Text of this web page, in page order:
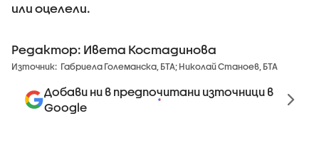
или оцелели.
Редактор: Ивета Костадинова
Източник: Габриела Големанска, БТА; Николай Станоев, БТА
Добави ни в предпочитани източници в
Google